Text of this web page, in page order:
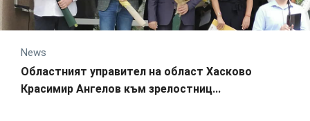
News
Областният управител на област Хасково
Красимир Ангелов към зрелостниц...